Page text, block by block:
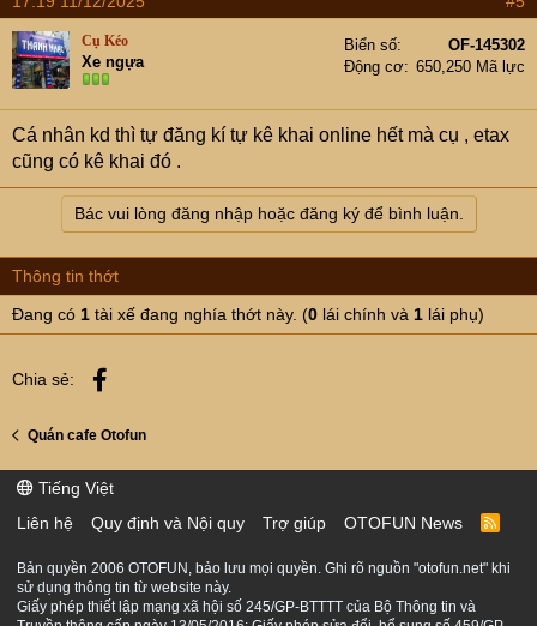
Cụ Kéo
Xe ngựa
Biển số
OF-145302
Động cơ
650,250 Mã lực
Cá nhân kd thì tự đăng kí tự kê khai online hết mà cụ , etax
cũng có kê khai đó .
Bác vui lòng đăng nhập hoặc đăng ký để bình luận.
Thông tin thớt
Đang có 1 tài xế đang nghía thớt này. (0 lái chính và 1 lái phụ)
Chia sẻ:
Quán cafe Otofun
Tiếng Việt
Liên hệ
Quy định và Nội quy Trợ giúp OTOFUN News
R
S
Bản quyền 2006 OTOFUN, bảo lưu mọi quyền. Ghi rõ nguồn "otofun.net" khi
sử dụng thông tin từ website này.
Giấy phép thiết lập mạng xã hội số 245/GP-BTTTT của Bộ Thông tin và